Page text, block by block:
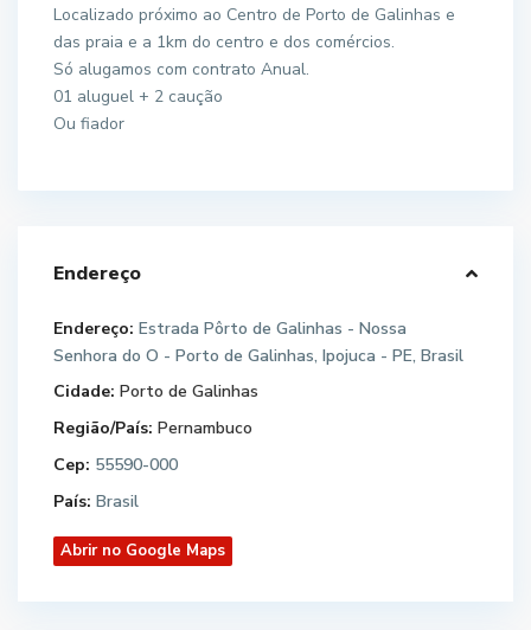
Localizado próximo ao Centro de Porto de Galinhas e
das praia e a 1km do centro e dos comércios.
Só alugamos com contrato Anual.
01 aluguel + 2 caução
Ou fiador
Endereço
Endereço: Estrada Pôrto de Galinhas - Nossa
Senhora do O - Porto de Galinhas, Ipojuca - PE, Brasil
Cidade: Porto de Galinhas
Região/País: Pernambuco
Cep: 55590-000
País: Brasil
Abrir no Google Maps